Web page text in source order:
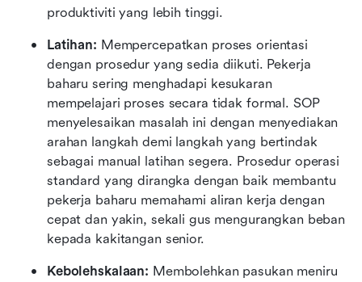
produktiviti yang lebih tinggi.
Latihan: Mempercepatkan proses orientasi
dengan prosedur yang sedia diikuti. Pekerja
baharu sering menghadapi kesukaran
mempelajari proses secara tidak formal. SOP
menyelesaikan masalah ini dengan menyediakan
arahan langkah demi langkah yang bertindak
sebagai manual latihan segera. Prosedur operasi
standard yang dirangka dengan baik membantu
pekerja baharu memahami aliran kerja dengan
cepat dan yakin, sekali gus mengurangkan beban
kepada kakitangan senior.
Kebolehskalaan: Membolehkan pasukan meniru